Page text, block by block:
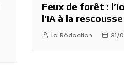
Feux de forêt :
l’IA à la
La Rédaction 31/